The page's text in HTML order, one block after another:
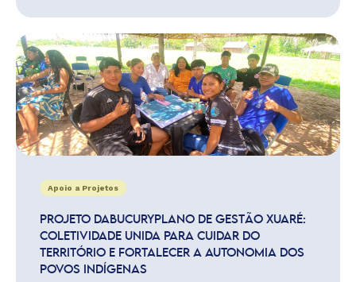
Apoio a Projetos
PROJETO DABUCURYPLANO DE GESTÃO XUARÉ:
COLETIVIDADE UNIDA PARA CUIDAR DO
TERRITÓRIO E FORTALECER A AUTONOMIA DOS
POVOS INDÍGENAS